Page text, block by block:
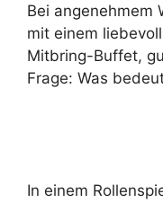
Bei angenehmem
mit einem
Mitbring-Buffet,
Frage: Was
In einem